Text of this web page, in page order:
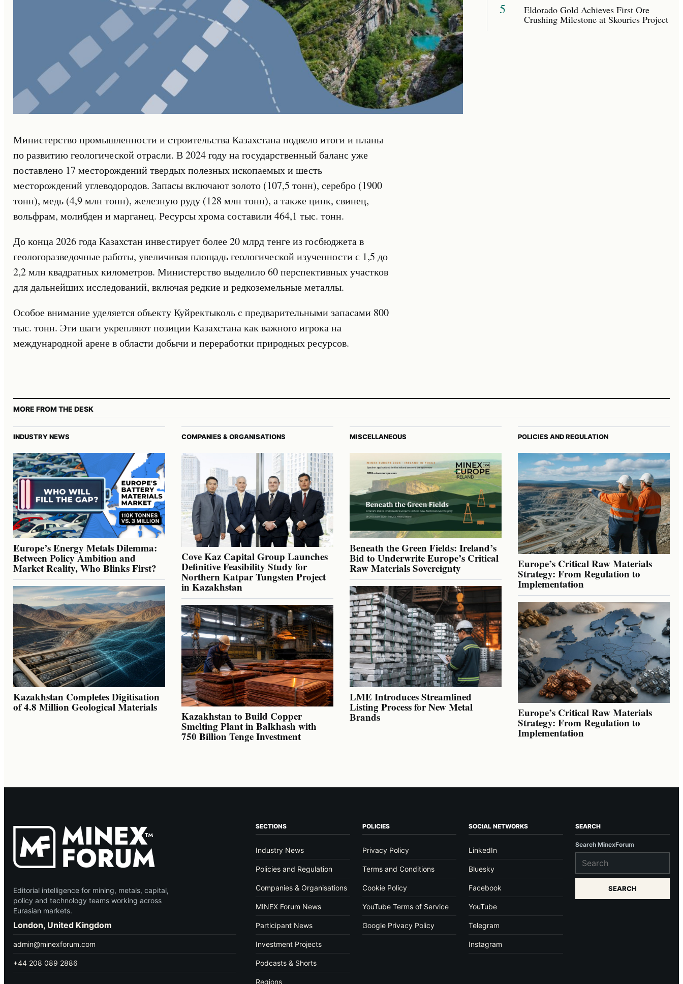
Министерство промышленности и строительства Казахстана подвело итоги и планы
по развитию геологической отрасли. В 2024 году на государственный баланс уже
поставлено 17 месторождений твердых полезных ископаемых и шесть
месторождений углеводородов. Запасы включают золото (107,5 тонн), серебро (1900
тонн), медь (4,9 млн тонн), железную руду (128 млн тонн), а также цинк, свинец,
вольфрам, молибден и марганец. Ресурсы хрома составили 464,1 тыс. тонн.
До конца 2026 года Казахстан инвестирует более 20 млрд тенге из госбюджета в
геологоразведочные работы, увеличивая площадь геологической изученности с 1,5 до
2,2 млн квадратных километров. Министерство выделило 60 перспективных участков
для дальнейших исследований, включая редкие и редкоземельные металлы.
Особое внимание уделяется объекту Куйректыколь с предварительными запасами 800
тыс. тонн. Эти шаги укрепляют позиции Казахстана как важного игрока на
международной арене в области добычи и переработки природных ресурсов.
5 Eldorado Gold Achieves First Ore
Crushing Milestone at Skouries Project
MORE FROM THE DESK
INDUSTRY NEWS
Europe’s Energy Metals Dilemma:
Between Policy Ambition and
Market Reality, Who Blinks First?
Kazakhstan Completes Digitisation
of 4.8 Million Geological Materials
COMPANIES & ORGANISATIONS
Cove Kaz Capital Group Launches
Definitive Feasibility Study for
Northern Katpar Tungsten Project
in Kazakhstan
Kazakhstan to Build Copper
Smelting Plant in Balkhash with
750 Billion Tenge Investment
MISCELLANEOUS
Beneath the Green Fields: Ireland’s
Bid to Underwrite Europe’s Critical
Raw Materials Sovereignty
LME Introduces Streamlined
Listing Process for New Metal
Brands
POLICIES AND REGULATION
Europe’s Critical Raw Materials
Strategy: From Regulation to
Implementation
Europe’s Critical Raw Materials
Strategy: From Regulation to
Implementation
Editorial intelligence for mining, metals, capital,
policy and technology teams working across
Eurasian markets.
London, United Kingdom
admin@minexforum.com
+44 208 089 2886
SECTIONS
Industry News
Policies and Regulation
Companies & Organisations
MINEX Forum News
Participant News
Investment Projects
Podcasts & Shorts
Regions
POLICIES
Privacy Policy
Terms and Conditions
Cookie Policy
YouTube Terms of Service
Google Privacy Policy
SOCIAL NETWORKS
LinkedIn
Bluesky
Facebook
YouTube
Telegram
Instagram
SEARCH
Search MinexForum
SEARCH